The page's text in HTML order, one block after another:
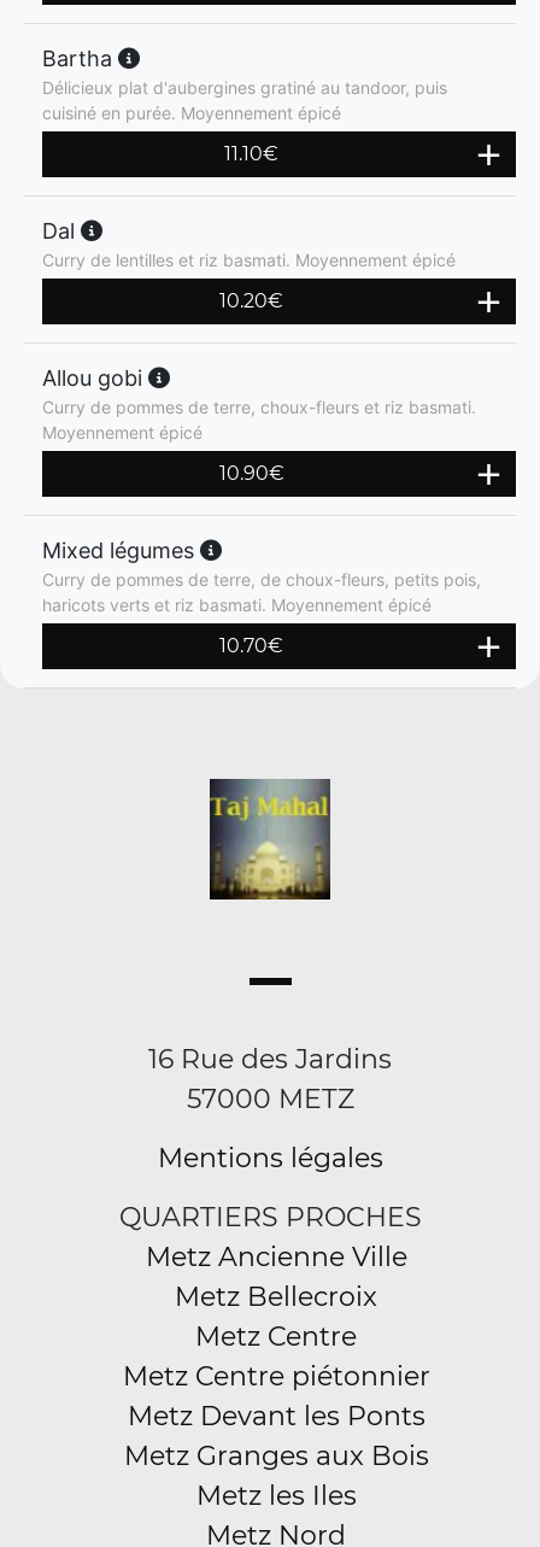
Bartha
Délicieux plat d'aubergines gratiné au tandoor, puis
cuisiné en purée. Moyennement épicé
11.10€
Dal
Curry de lentilles et riz basmati. Moyennement épicé
10.20€
Allou gobi
Curry de pommes de terre, choux-fleurs et riz basmati.
Moyennement épicé
10.90€
Mixed légumes
Curry de pommes de terre, de choux-fleurs, petits pois,
haricots verts et riz basmati. Moyennement épicé
10.70€
16 Rue des Jardins
57000 METZ
Mentions légales
QUARTIERS PROCHES
Metz Ancienne Ville
Metz Bellecroix
Metz Centre
Metz Centre piétonnier
Metz Devant les Ponts
Metz Granges aux Bois
Metz les Iles
Metz Nord